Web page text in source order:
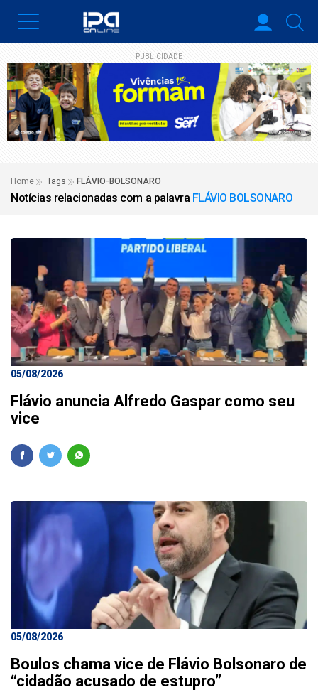
PUBLICIDADE
Home Tags FLÁVIO-BOLSONARO
Notícias relacionadas com a palavra FLÁVIO BOLSONARO
05/08/2026
Flávio anuncia Alfredo Gaspar como seu
vice
05/08/2026
Boulos chama vice de Flávio Bolsonaro de
“cidadão acusado de estupro”